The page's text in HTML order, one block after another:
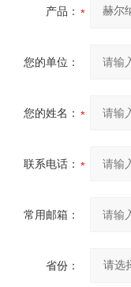
产品：
您的单位：
您的姓名：
联系电话：
常用邮箱：
省份：